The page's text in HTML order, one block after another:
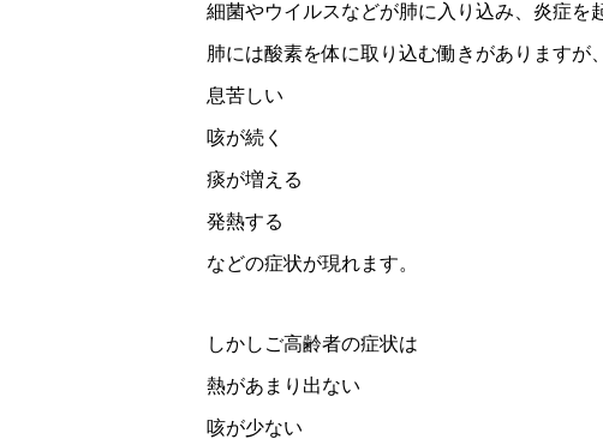
細菌やウイルスなどが肺に入り込み、炎症を
肺には酸素を体に取り込む働きがありますが
息苦しい
咳が続く
痰が増える
発熱する
などの症状が現れます。
しかしご高齢者の症状は
熱があまり出ない
咳が少ない